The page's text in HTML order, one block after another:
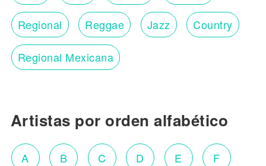
Regional Reggae Jazz Country
Regional Mexicana
Artistas por orden alfabético
A B C D E F